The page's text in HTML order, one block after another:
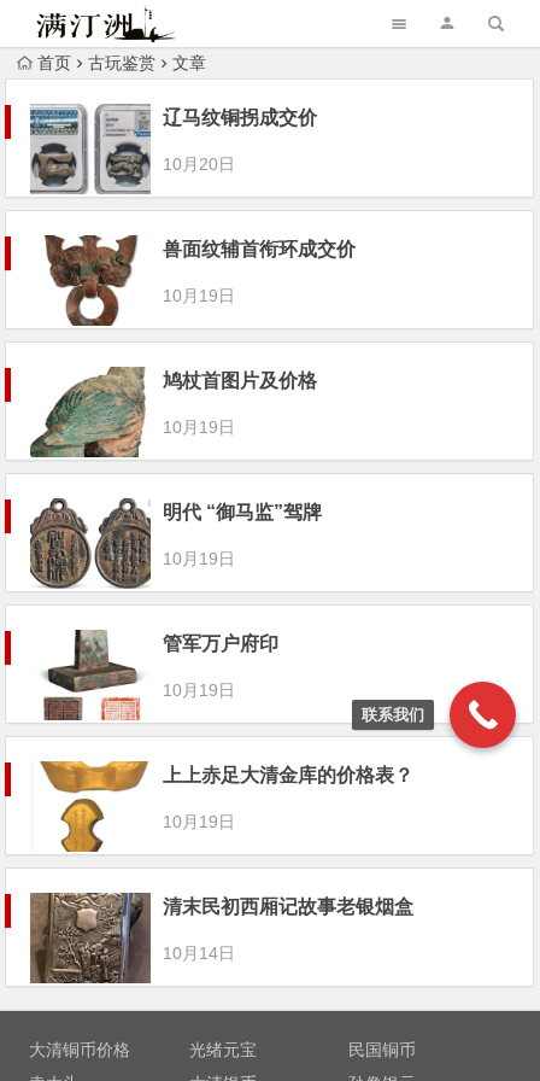
首页 古玩鉴赏 文章
辽马纹铜拐成交价
10月20日
兽面纹辅首衔环成交价
10月19日
鸠杖首图片及价格
10月19日
明代 “御马监”驾牌
10月19日
管军万户府印
10月19日
上上赤足大清金库的价格表？
10月19日
清末民初西厢记故事老银烟盒
10月14日
大清铜币价格 光绪元宝
民国铜币
联系我们